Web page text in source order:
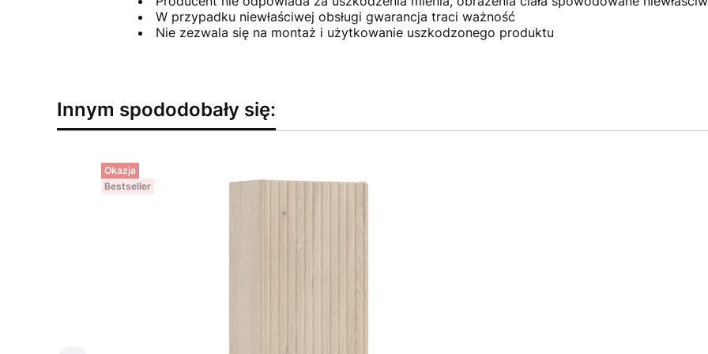
W przypadku niewłaściwej obsługi gwarancja traci ważność
Nie zezwala się na montaż i użytkowanie uszkodzonego produktu
Innym spododobały się:
Okazja
Bestseller
ZAMÓW ROZMOWĘ
Nie, dziękuję